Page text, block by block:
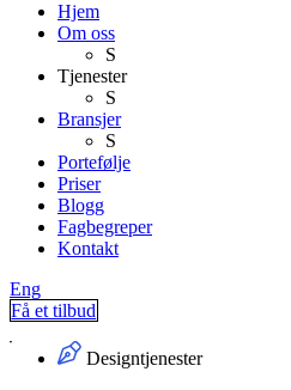
Hjem
Om oss
S
Tjenester
S
Bransjer
S
Portefølje
Priser
Blogg
Fagbegreper
Kontakt
Eng
Få et tilbud
Designtjenester